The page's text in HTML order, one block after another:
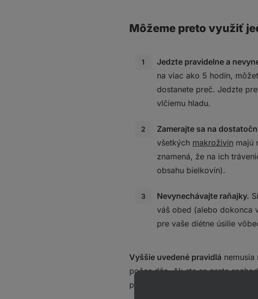
Môžeme preto využiť
Jedzte pravidelne a
na viac ako 5 hodín,
dostanete preč. Jedzte
vlčiemu hladu.
Zamerajte sa na
všetkých makroživín majú
znamená, že na ich
obsahu bielkovín).
Nevynechávajte raňajky.
váš obed (alebo dokonca
pre vaše diétne úsilie
Vyššie uvedené pravidlá nemusia
počas dňa. Ak ste sa preto
používať, potom môžete raňajky